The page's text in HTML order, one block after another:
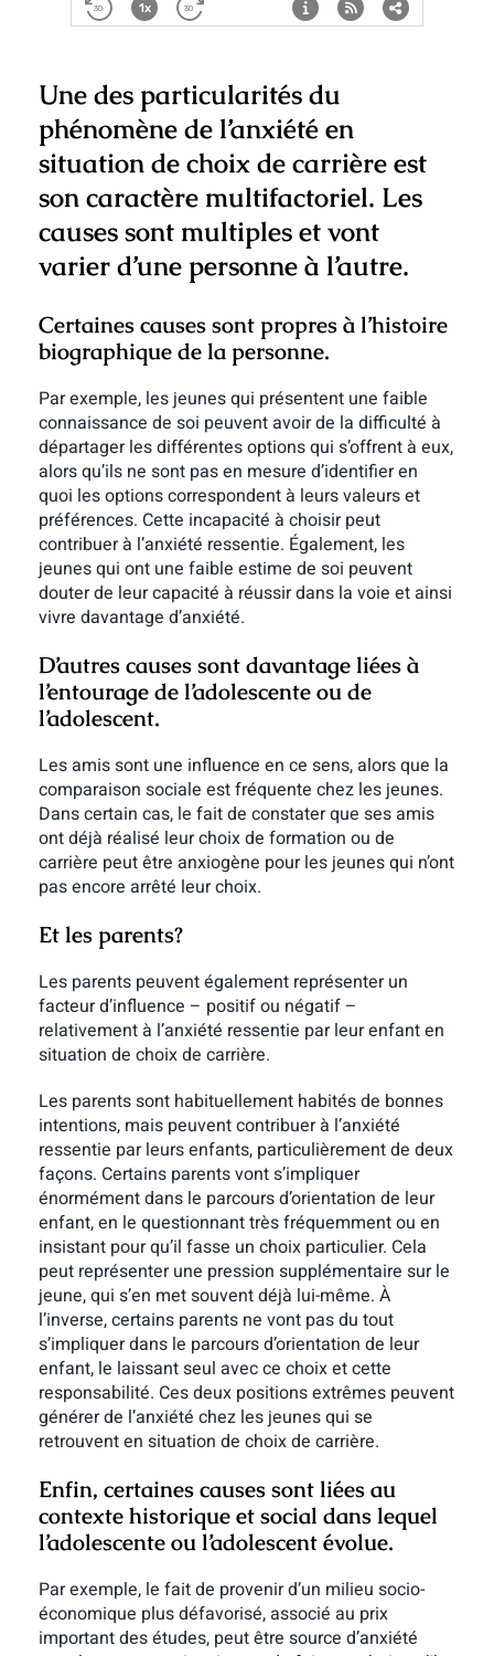
Une des particularités du
phénomène de l’anxiété en
situation de choix de carrière est
son caractère multifactoriel. Les
causes sont multiples et vont
varier d’une personne à l’autre.
Certaines causes sont propres à l’histoire
biographique de la personne.
Par exemple, les jeunes qui présentent une faible
connaissance de soi peuvent avoir de la difficulté à
départager les différentes options qui s’offrent à eux,
alors qu’ils ne sont pas en mesure d’identifier en
quoi les options correspondent à leurs valeurs et
préférences. Cette incapacité à choisir peut
contribuer à l’anxiété ressentie. Également, les
jeunes qui ont une faible estime de soi peuvent
douter de leur capacité à réussir dans la voie et ainsi
vivre davantage d’anxiété.
D’autres causes sont davantage liées à
l’entourage de l’adolescente ou de
l’adolescent.
Les amis sont une influence en ce sens, alors que la
comparaison sociale est fréquente chez les jeunes.
Dans certain cas, le fait de constater que ses amis
ont déjà réalisé leur choix de formation ou de
carrière peut être anxiogène pour les jeunes qui n’ont
pas encore arrêté leur choix.
Et les parents?
Les parents peuvent également représenter un
facteur d’influence – positif ou négatif –
relativement à l’anxiété ressentie par leur enfant en
situation de choix de carrière.
Les parents sont habituellement habités de bonnes
intentions, mais peuvent contribuer à l’anxiété
ressentie par leurs enfants, particulièrement de deux
façons. Certains parents vont s’impliquer
énormément dans le parcours d’orientation de leur
enfant, en le questionnant très fréquemment ou en
insistant pour qu’il fasse un choix particulier. Cela
peut représenter une pression supplémentaire sur le
jeune, qui s’en met souvent déjà lui-même. À
l’inverse, certains parents ne vont pas du tout
s’impliquer dans le parcours d’orientation de leur
enfant, le laissant seul avec ce choix et cette
responsabilité. Ces deux positions extrêmes peuvent
générer de l’anxiété chez les jeunes qui se
retrouvent en situation de choix de carrière.
Enfin, certaines causes sont liées au
contexte historique et social dans lequel
l’adolescente ou l’adolescent évolue.
Par exemple, le fait de provenir d’un milieu socio-
économique plus défavorisé, associé au prix
important des études, peut être source d’anxiété